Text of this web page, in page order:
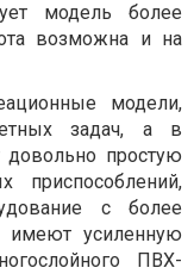
модель более
возможна и на
модели,
задач, а в
простую
приспособлений,
с более
имеют усиленную
ПВХ-